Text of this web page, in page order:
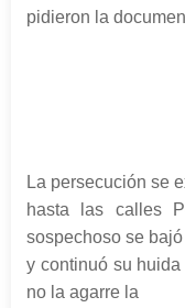
pidieron la
La persecución se
hasta las calles
sospechoso se
y continuó su
no la agarre la